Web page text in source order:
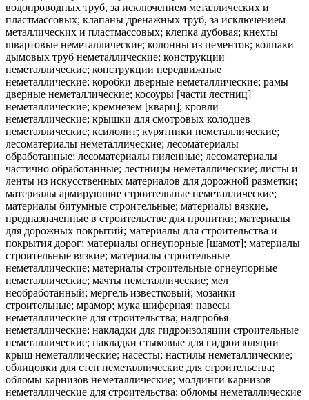
водопроводных труб, за исключением металлических и
пластмассовых; клапаны дренажных труб, за исключением
металлических и пластмассовых; клепка дубовая; кнехты
швартовые неметаллические; колонны из цементов; колпаки
дымовых труб неметаллические; конструкции
неметаллические; конструкции передвижные
неметаллические; коробки дверные неметаллические; рамы
дверные неметаллические; косоуры [части лестниц]
неметаллические; кремнезем [кварц]; кровли
неметаллические; крышки для смотровых колодцев
неметаллические; ксилолит; курятники неметаллические;
лесоматериалы неметаллические; лесоматериалы
обработанные; лесоматериалы пиленные; лесоматериалы
частично обработанные; лестницы неметаллические; листы и
ленты из искусственных материалов для дорожной разметки;
материалы армирующие строительные неметаллические;
материалы битумные строительные; материалы вязкие,
предназначенные в строительстве для пропитки; материалы
для дорожных покрытий; материалы для строительства и
покрытия дорог; материалы огнеупорные [шамот]; материалы
строительные вязкие; материалы строительные
неметаллические; материалы строительные огнеупорные
неметаллические; мачты неметаллические; мел
необработанный; мергель известковый; мозаики
строительные; мрамор; мука шиферная; навесы
неметаллические для строительства; надгробья
неметаллические; накладки для гидроизоляции строительные
неметаллические; накладки стыковые для гидроизоляции
крыш неметаллические; насесты; настилы неметаллические;
облицовки для стен неметаллические для строительства;
обломы карнизов неметаллические; молдинги карнизов
неметаллические для строительства; обломы неметаллические